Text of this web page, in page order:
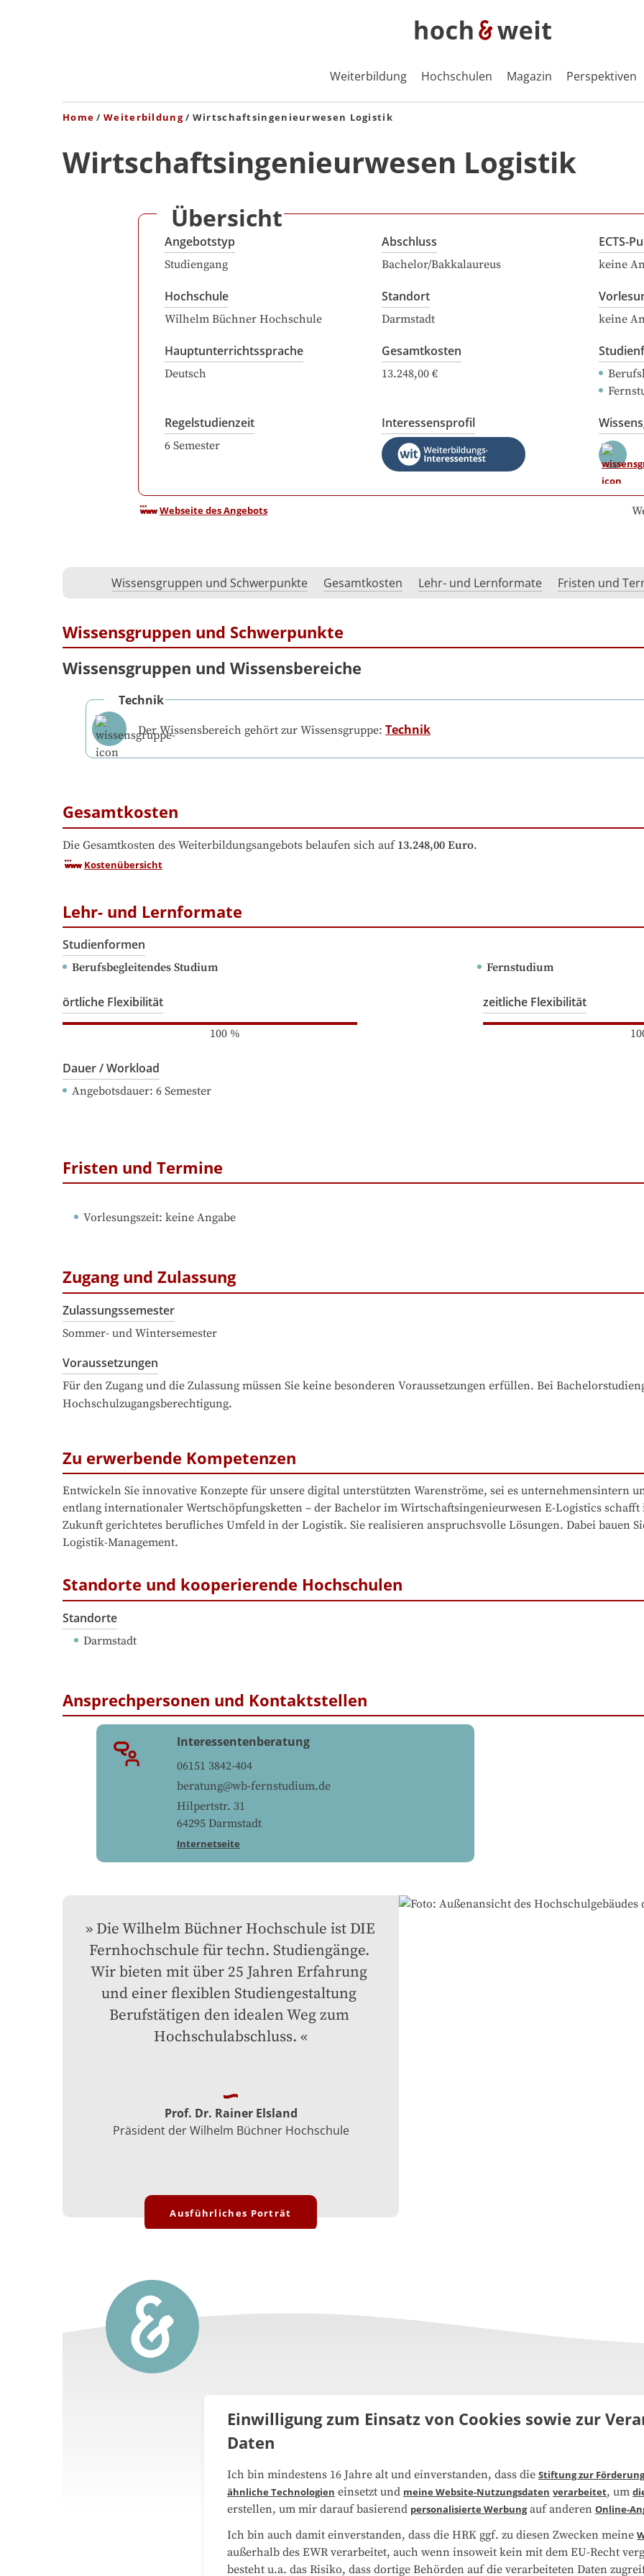
Weiterbildung Hochschulen Magazin Perspektiven
Home Weiterbildung Wirtschaftsingenieurwesen Logistik
Wirtschaftsingenieurwesen Logistik
Übersicht
Angebotstyp
Studiengang
Abschluss
Bachelor/Bakkalaureus
ECTS-
keine
Hochschule
Wilhelm Büchner Hochschule
Standort
Darmstadt keine
Hauptunterrichtssprache
Deutsch
Gesamtkosten
13.248,00 €
Regelstudienzeit
6 Semester
Interessensprofil
Webseite des Angebots
Wissensgruppen und Schwerpunkte Gesamtkosten Lehr- und Lernformate Fristen und
Wissensgruppen und Schwerpunkte
Wissensgruppen und Wissensbereiche
Technik
Der Wissensbereich gehört zur Wissensgruppe: Technik
Gesamtkosten
Die Gesamtkosten des Weiterbildungsangebots belaufen sich auf 13.248,00 Euro.
Kostenübersicht
Lehr- und Lernformate
Studienformen
Berufsbegleitendes Studium Fernstudium
örtliche Flexibilität
100%
zeitliche Flexibilität
Dauer / Workload
Angebotsdauer: 6 Semester
Fristen und Termine
Vorlesungszeit: keine Angabe
Zugang und Zulassung
Zulassungssemester
Sommer- und Wintersemester
Voraussetzungen
Für den Zugang und die Zulassung müssen Sie keine besonderen Voraussetzungen erfüllen. Bei
Hochschulzugangsberechtigung.
Zu erwerbende Kompetenzen
Entwickeln Sie innovative Konzepte für unsere digital unterstützten Warenströme, sei es unternehmensintern
entlang internationaler Wertschöpfungsketten – der Bachelor im Wirtschaftsingenieurwesen E-Logistics
Zukunft gerichtetes berufliches Umfeld in der Logistik. Sie realisieren anspruchsvolle Lösungen. Dabei bauen
Logistik-Management.
Standorte und kooperierende Hochschulen
Standorte
Darmstadt
Ansprechpersonen und Kontaktstellen
Interessentenberatung
06151 3842-404
beratung@wb-fernstudium.de
Hilpertstr. 31
64295 Darmstadt
Internetseite
Die Wilhelm Büchner Hochschule ist DIE
Fernhochschule für techn. Studiengänge.
Wir bieten mit über 25 Jahren Erfahrung
und einer flexiblen Studiengestaltung
Berufstätigen den idealen Weg zum
Hochschulabschluss.
Prof. Dr. Rainer Elsland
Präsident der Wilhelm Büchner Hochschule
Ausführliches Porträt
Medienarbeit Kooperationen
Datenschutzerklärung Impressum
Einwilligung zum Einsatz von Cookies sowie zur
Daten
Ich bin mindestens 16 Jahre alt und einverstanden, dass die Stiftung zur
ähnliche Technologien einsetzt und meine Website-Nutzungsdaten verarbeitet, um
erstellen, um mir darauf basierend personalisierte Werbungauf anderen Online-
Ich bin auch damit einverstanden, dass die HRK ggf. zu diesen Zwecken meine
außerhalb des EWR verarbeitet, auch wenn insoweit kein mit dem EU-Recht
besteht u.a. das Risiko, dass dortige Behörden auf die verarbeiteten Daten